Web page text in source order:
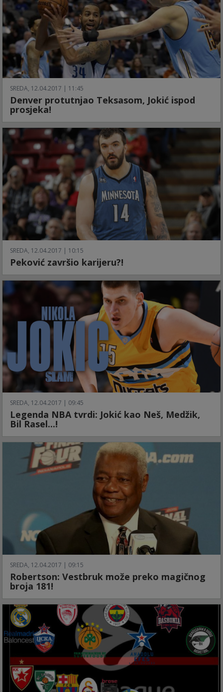
SREDA, 12.04.2017 | 11:45
Denver protutnjao Teksasom, Jokić ispod
prosjeka!
SREDA, 12.04.2017 | 10:15
Peković završio karijeru?!
SREDA, 12.04.2017 | 09:45
Legenda NBA tvrdi: Jokić kao Neš, Medžik,
Bil Rasel...!
SREDA, 12.04.2017 | 09:15
Robertson: Vestbruk može preko magičnog
broja 181!